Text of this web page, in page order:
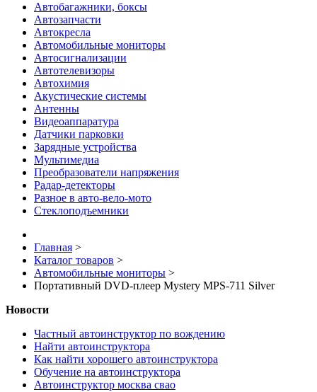
Автобагажники, боксы
Автозапчасти
Автокресла
Автомобильные мониторы
Автосигнализации
Автотелевизоры
Автохимия
Акустические системы
Антенны
Видеоаппаратура
Датчики парковки
Зарядные устройства
Мультимедиа
Преобразователи напряжения
Радар-детекторы
Разное в авто-вело-мото
Стеклоподъемники
Главная >
Каталог товаров >
Автомобильные мониторы >
Портативный DVD-плеер Mystery MPS-711 Silver
Новости
Частный автоинструктор по вождению
Найти автоинструктора
Как найти хорошего автоинструктора
Обучение на автоинструктора
Автоинструктор москва свао